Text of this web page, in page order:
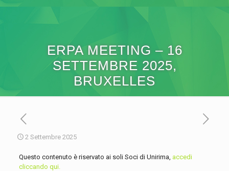
ERPA MEETING – 16
SETTEMBRE 2025,
BRUXELLES
2 Settembre 2025
Questo contenuto è riservato ai soli Soci di Unirima, accedi
cliccando qui.